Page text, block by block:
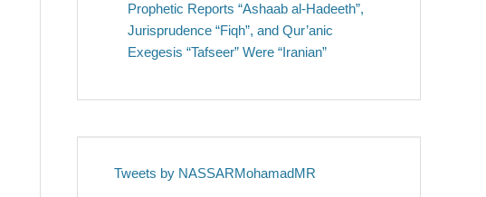
Prophetic Reports “Ashaab al-Hadeeth”,
Jurisprudence “Fiqh”, and Qur’anic
Exegesis “Tafseer” Were “Iranian”
Tweets by NASSARMohamadMR